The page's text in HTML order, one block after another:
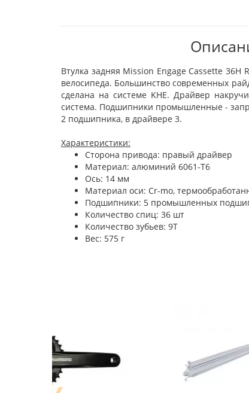
Втулка задняя Mission Engage Cassette 36H
велосипеда. Большинство современных
сделана на системе KHE. Драйвер
система. Подшипники промышленные -
2 подшипника, в драйвере 3.
Характеристики:
Сторона привода: правый драйвер
Материал: алюминий 6061-T6
Ось: 14 мм
Материал оси: Cr-mo,
Подшипники: 5 промышленных
Количество спиц: 36 шт
Количество зубьев: 9Т
Вес: 575 г